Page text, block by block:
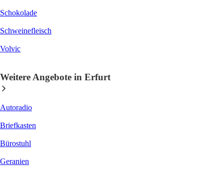
Schokolade
Schweinefleisch
Volvic
Weitere Angebote in Erfurt
Autoradio
Briefkasten
Bürostuhl
Geranien